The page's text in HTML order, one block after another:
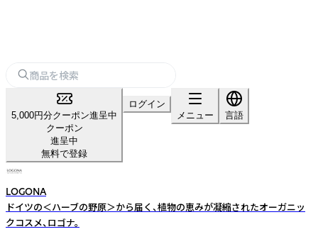
5,000円分クーポン進呈中
クーポン
進呈中
無料で登録
ログイン
メニュー
言語
LOGONA
ドイツの＜ハーブの野原＞から届く、植物の恵みが凝縮されたオーガニッ
クコスメ、ロゴナ。